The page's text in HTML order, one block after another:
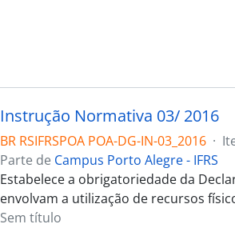
Instrução Normativa 03/ 2016
BR RSIFRSPOA POA-DG-IN-03_2016 ·
Parte de Campus Porto Alegre - IFRS
Estabelece a obrigatoriedade da
envolvam a utilização de recursos
Sem título